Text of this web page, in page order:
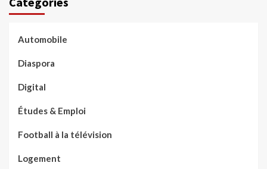
Automobile
Diaspora
Digital
Études & Emploi
Football à la télévision
Logement